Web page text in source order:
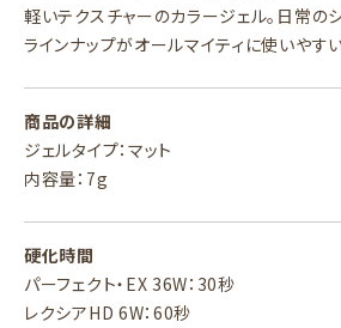
軽いテクスチャーのカラージェル。日常の
ラインナップがオールマイティに使いやすい
商品の詳細
ジェルタイプ：マット
内容量：7g
硬化時間
パーフェクト・EX 36W：30秒
レクシアHD 6W：60秒